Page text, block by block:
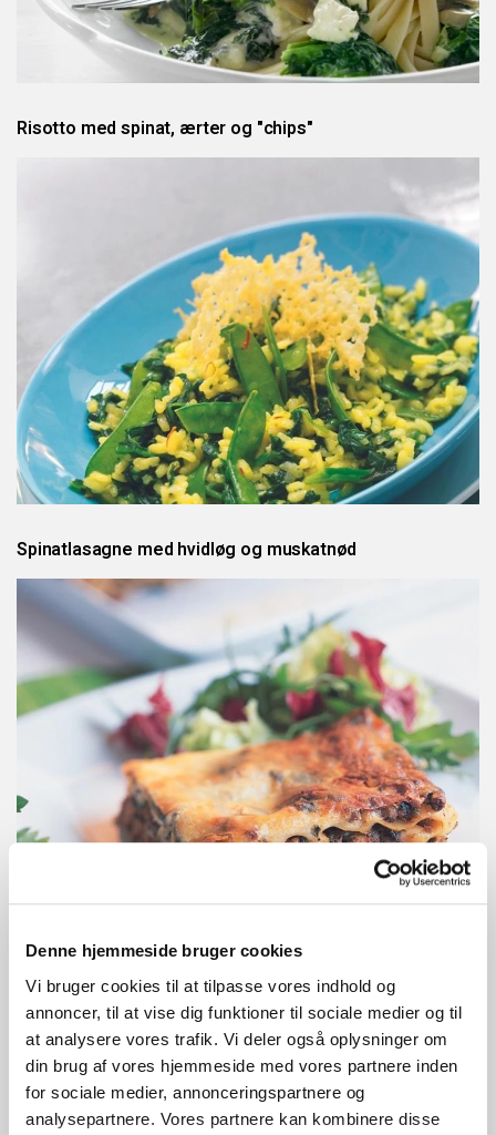
Denne hjemmeside bruger cookies
Vi bruger cookies til at tilpasse vores indhold og
annoncer, til at vise dig funktioner til sociale medier og til
at analysere vores trafik. Vi deler også oplysninger om
din brug af vores hjemmeside med vores partnere inden
for sociale medier, annonceringspartnere og
analysepartnere. Vores partnere kan kombinere disse
Risotto med spinat, ærter og "chips"
Spinatlasagne med hvidløg og muskatnød